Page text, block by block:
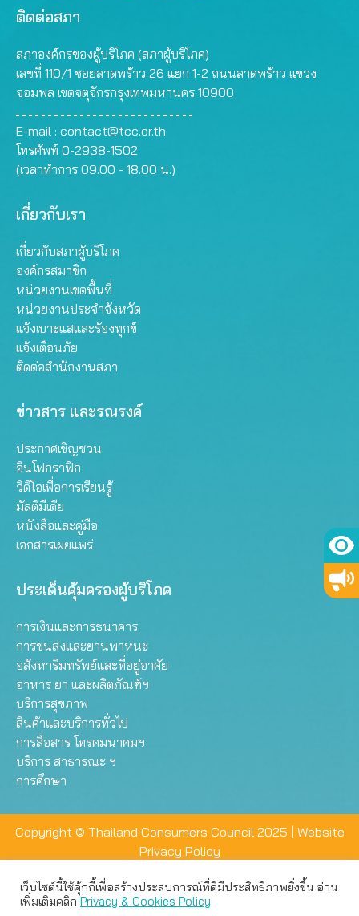
ติดต่อสภา
สภาองค์กรของผู้บริโภค (สภาผู้บริโภค)
เลขที่ 110/1 ซอยลาดพร้าว 26 แยก 1-2 ถนนลาดพร้าว แขวง
จอมพล เขตจตุจักรกรุงเทพมหานคร 10900
E-mail : contact@tcc.or.th
โทรศัพท์ 0-2938-1502
(เวลาทำการ 09.00 - 18.00 น.)
เกี่ยวกับเรา
เกี่ยวกับสภาผู้บริโภค
องค์กรสมาชิก
หน่วยงานเขตพื้นที่
หน่วยงานประจำจังหวัด
แจ้งเบาะแสและร้องทุกข์
แจ้งเตือนภัย
ติดต่อสำนักงานสภา
ข่าวสาร และรณรงค์
ประกาศเชิญชวน
อินโฟกราฟิก
วิดีโอเพื่อการเรียนรู้
มัลติมีเดีย
หนังสือและคู่มือ
เอกสารเผยแพร่
ประเด็นคุ้มครองผู้บริโภค
การเงินและการธนาคาร
การขนส่งและยานพาหนะ
อสังหาริมทรัพย์และที่อยู่อาศัย
อาหาร ยา และผลิตภัณฑ์ฯ
บริการสุขภาพ
สินค้าและบริการทั่วไป
การสื่อสาร โทรคมนาคมฯ
บริการ สาธารณะ ฯ
การศึกษา
Copyright © Thailand Consumers Council 2025 | Website
Privacy Policy
เว็บไซต์นี้ใช้คุ้กกี้เพื่อสร้างประสบการณ์ที่ดีมีประสิทธิภาพยิ่งขึ้น อ่าน
เพิ่มเติมคลิกPrivacy & Cookies Policy
เว็บไซต์นี้ใช้คุกกี้เพื่อมอบประสบการณ์การใช้งานที่ดีให้แก่ท่าน คุณ
สามารถเลือกตั้งค่าความเป็นส่วนตัวได้